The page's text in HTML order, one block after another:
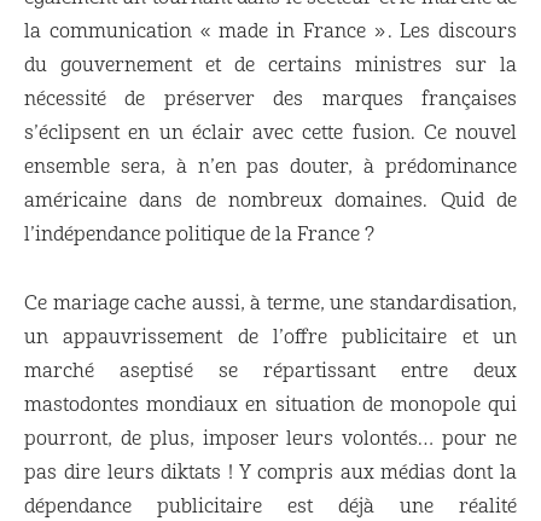
la communication « made in France ». Les discours
du gouvernement et de certains ministres sur la
nécessité de préserver des marques françaises
s’éclipsent en un éclair avec cette fusion. Ce nouvel
ensemble sera, à n’en pas douter, à prédominance
américaine dans de nombreux domaines. Quid de
l’indépendance politique de la France ?
Ce mariage cache aussi, à terme, une standardisation,
un appauvrissement de l’offre publicitaire et un
marché aseptisé se répartissant entre deux
mastodontes mondiaux en situation de monopole qui
pourront, de plus, imposer leurs volontés… pour ne
pas dire leurs diktats ! Y compris aux médias dont la
dépendance publicitaire est déjà une réalité